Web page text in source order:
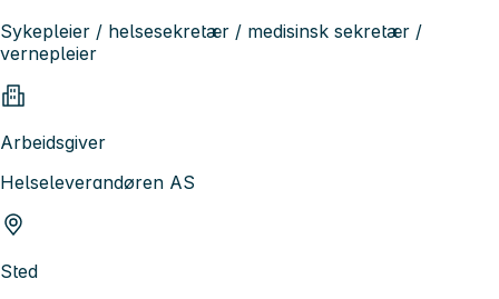
Sykepleier / helsesekretær / medisinsk sekretær /
vernepleier
Arbeidsgiver
Helseleverandøren AS
Sted